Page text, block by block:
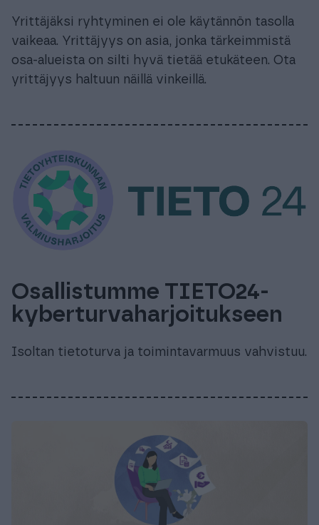
Yrittäjäksi ryhtyminen ei ole käytännön tasolla
vaikeaa. Yrittäjyys on asia, jonka tärkeimmistä
osa-alueista on silti hyvä tietää etukäteen. Ota
yrittäjyys haltuun näillä vinkeillä.
Osallistumme TIETO24-
kyberturvaharjoitukseen
Isoltan tietoturva ja toimintavarmuus vahvistuu.